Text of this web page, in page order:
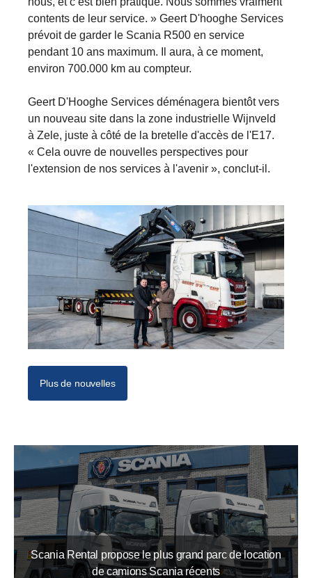
contents de leur service. » Geert D'hooghe Services
prévoit de garder le Scania R500 en service
pendant 10 ans maximum. Il aura, à ce moment,
environ 700.000 km au compteur.
Geert D'Hooghe Services déménagera bientôt vers
un nouveau site dans la zone industrielle Wijnveld
à Zele, juste à côté de la bretelle d'accès de l'E17.
« Cela ouvre de nouvelles perspectives pour
l'extension de nos services à l'avenir », conclut-il.
Plus de nouvelles
Scania Rental propose le plus grand parc de location
de camions Scania récents